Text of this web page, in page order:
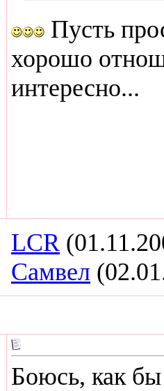
Пусть
хорошо
интересно...
LCR
Самвел
Боюсь, как